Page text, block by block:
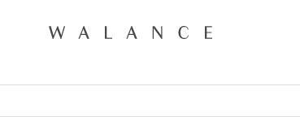
CONCEPT